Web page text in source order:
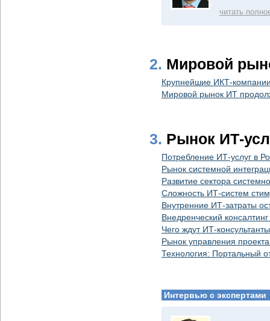
читать
2. Мировой
Крупнейшие ИКТ-
Мировой рынок ИТ
3. Рынок ИТ-
Потребление ИТ-услуг в
Рынок системной
Развитие сектора
Сложность ИТ-систем
Внутренние ИТ-затраты
Внедренческий
Чего ждут ИТ-
Рынок управления
Технология: Портальный
Интервью с экспертами